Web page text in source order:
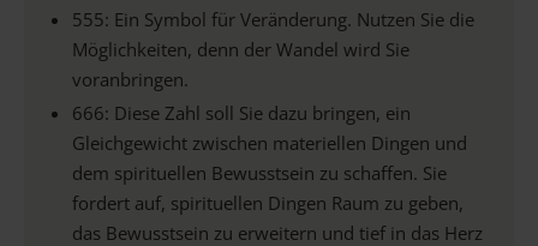
555: Ein Symbol für Veränderung. Nutzen Sie die
Möglichkeiten, denn der Wandel wird Sie
voranbringen.
666: Diese Zahl soll Sie dazu bringen, ein
Gleichgewicht zwischen materiellen Dingen und
dem spirituellen Bewusstsein zu schaffen. Sie
fordert auf, spirituellen Dingen Raum zu geben,
das Bewusstsein zu erweitern und tief in das Herz